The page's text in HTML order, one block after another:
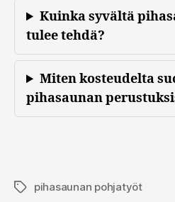
Kuinka syvältä
tulee tehdä?
Miten kosteudelta
pihasaunan
Avainsanat
pihasaunan pohjatyöt